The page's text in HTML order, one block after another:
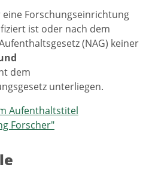
Forschungseinrichtung
ist oder nach dem
(NAG) keiner
dem
unterliegen.
Aufenthaltstitel
Forscher"